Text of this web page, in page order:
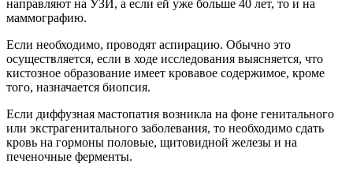
направляют на УЗИ, а если ей уже больше 40 лет, то и на
маммографию.
Если необходимо, проводят аспирацию. Обычно это
осуществляется, если в ходе исследования выясняется, что
кистозное образование имеет кровавое содержимое, кроме
того, назначается биопсия.
Если диффузная мастопатия возникла на фоне генитального
или экстрагенитального заболевания, то необходимо сдать
кровь на гормоны половые, щитовидной железы и на
печеночные ферменты.